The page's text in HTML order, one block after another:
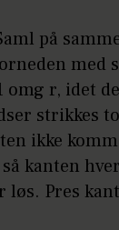
på
med
omg r, idet
strikkes
ikke
kanten
Pres